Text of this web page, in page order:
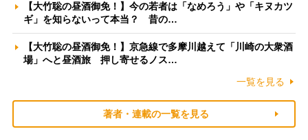
【大竹聡の昼酒御免！】今の若者は「なめろう」や「キヌカツ
ギ」を知らないって本当？ 昔の…
【大竹聡の昼酒御免！】京急線で多摩川越えて「川崎の大衆酒
場」へと昼酒旅 押し寄せるノス…
一覧を見る
著者・連載の一覧を見る